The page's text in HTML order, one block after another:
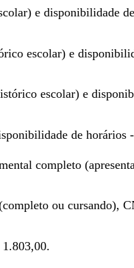
e disponibilidade
escolar) e
escolar) e
de
completo
ou cursando),